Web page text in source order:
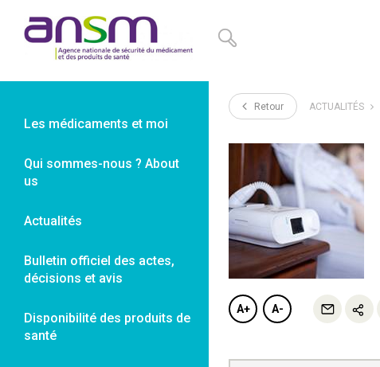
Les médicaments et moi
Qui sommes-nous ? About
us
Actualités
Bulletin officiel des actes,
décisions et avis
Disponibilité des produits de
santé
Retour ACTUALITÉS
A+ A-